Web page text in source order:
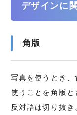
デザインに
角版
写真を使うとき、
使うことを角版と
反対語は切り抜き